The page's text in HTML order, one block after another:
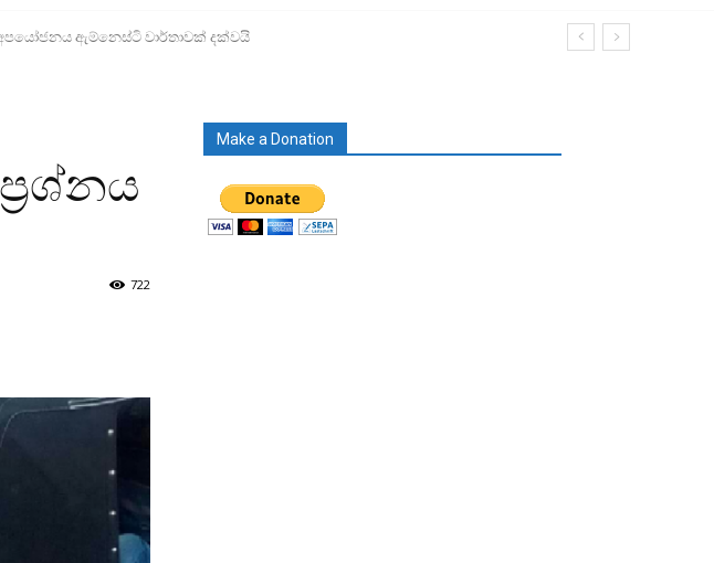
ඇම්නෙස්ටි වාර්තාවක් දක්වයි
722
Make a Donation